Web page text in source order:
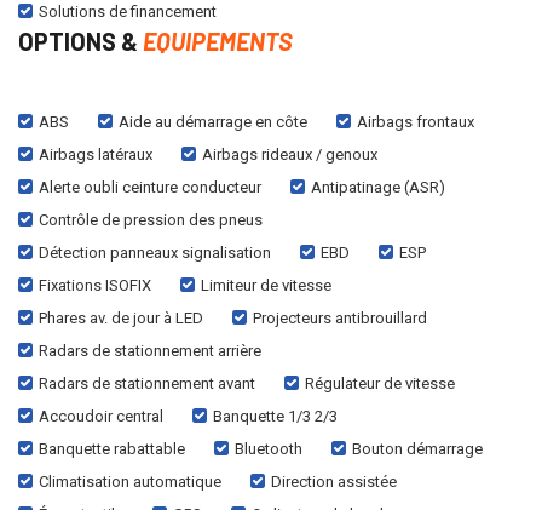
Solutions de financement
OPTIONS & EQUIPEMENTS
ABS Aide au démarrage en côte
Airbags frontaux
Airbags latéraux
Airbags rideaux / genoux
Alerte oubli ceinture conducteur
Antipatinage (ASR)
Contrôle de pression des pneus
Détection panneaux signalisation
EBD
ESP
Fixations ISOFIX
Limiteur de vitesse
Phares av. de jour à LED
Projecteurs antibrouillard
Radars de stationnement arrière
Radars de stationnement avant
Régulateur de vitesse
Accoudoir central
Banquette 1/3 2/3
Banquette rabattable
Bluetooth
Bouton démarrage
Climatisation automatique
Direction assistée